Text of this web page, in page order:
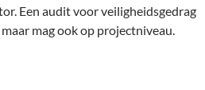
Een audit voor veiligheidsgedrag
mag ook op projectniveau.